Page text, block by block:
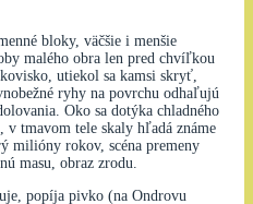
bloky, väčšie i menšie
malého obra len pred chvíľkou
utiekol sa kamsi skryť,
ryhy na povrchu odhaľujú
Oko sa dotýka chladného
tmavom tele skaly hľadá známe
milióny rokov, scéna premeny
masu, obraz zrodu.
popíja pivko (na Ondrovu